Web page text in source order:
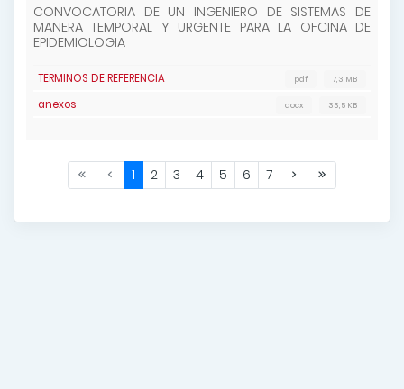
CONVOCATORIA DE UN INGENIERO DE SISTEMAS DE
MANERA TEMPORAL Y URGENTE PARA LA OFCINA DE
EPIDEMIOLOGIA
TERMINOS DE REFERENCIA 7,3 MB
pdf
anexos 33,5 KB
docx
1 2 3 4 5 6 7